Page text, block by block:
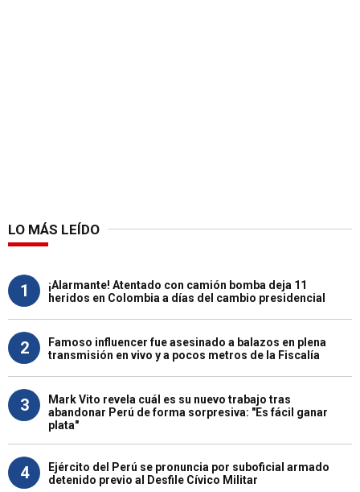
LO MÁS LEÍDO
1
¡Alarmante! Atentado con camión bomba deja 11
heridos en Colombia a días del cambio presidencial
2
Famoso influencer fue asesinado a balazos en plena
transmisión en vivo y a pocos metros de la Fiscalía
3
Mark Vito revela cuál es su nuevo trabajo tras
abandonar Perú de forma sorpresiva: "Es fácil ganar
plata"
4
Ejército del Perú se pronuncia por suboficial armado
detenido previo al Desfile Cívico Militar